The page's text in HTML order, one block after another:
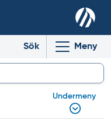
Sök Meny
Undermeny